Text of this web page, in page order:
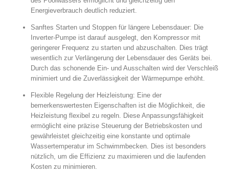
Energieverbrauch deutlich reduziert.
Sanftes Starten und Stoppen für längere Lebensdauer: Die
Inverter-Pumpe ist darauf ausgelegt, den Kompressor mit
geringerer Frequenz zu starten und abzuschalten. Dies trägt
wesentlich zur Verlängerung der Lebensdauer des Geräts bei.
Durch das schonende Ein- und Ausschalten wird der Verschleiß
minimiert und die Zuverlässigkeit der Wärmepumpe erhöht.
Flexible Regelung der Heizleistung: Eine der
bemerkenswertesten Eigenschaften ist die Möglichkeit, die
Heizleistung flexibel zu regeln. Diese Anpassungsfähigkeit
ermöglicht eine präzise Steuerung der Betriebskosten und
gewährleistet gleichzeitig eine konstante und optimale
Wassertemperatur im Schwimmbecken. Dies ist besonders
nützlich, um die Effizienz zu maximieren und die laufenden
Kosten zu minimieren.